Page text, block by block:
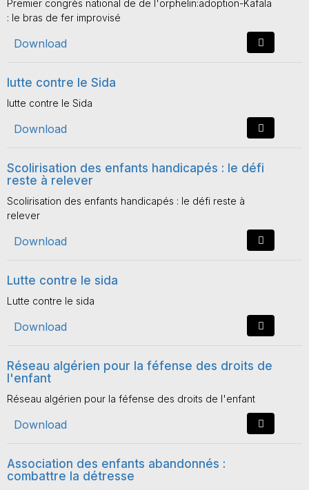
Premier congrès national de de l'orphelin:adoption-Kafala
: le bras de fer improvisé
Download
lutte contre le Sida
lutte contre le Sida
Download
Scolirisation des enfants handicapés : le défi
reste à relever
Scolirisation des enfants handicapés : le défi reste à
relever
Download
Lutte contre le sida
Lutte contre le sida
Download
Réseau algérien pour la féfense des droits de
l'enfant
Réseau algérien pour la féfense des droits de l'enfant
Download
Association des enfants abandonnés :
combattre la détresse